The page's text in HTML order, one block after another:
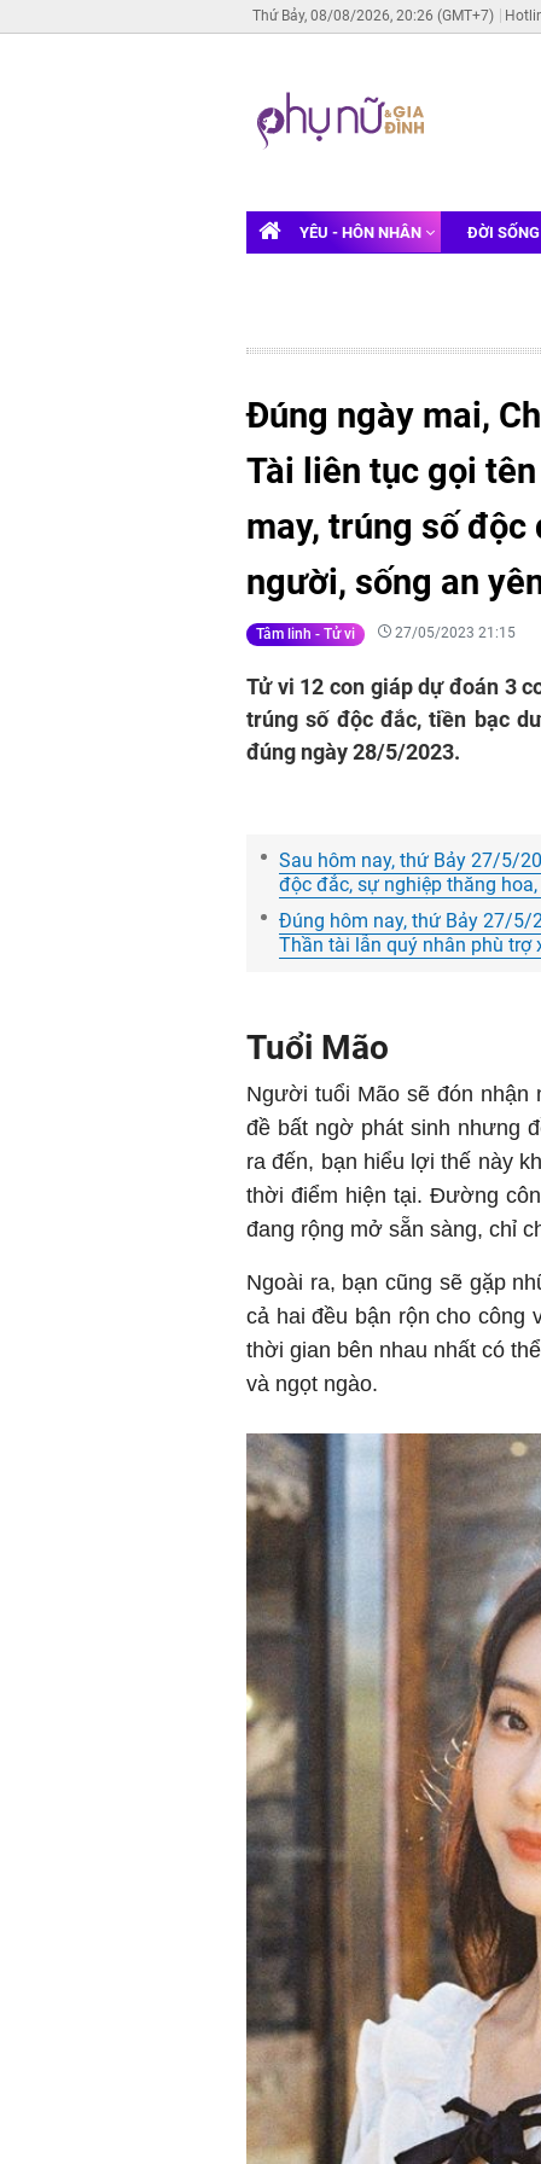
Thứ Bảy, 08/08/2026, 20:26 (GMT+7)
YÊU - HÔN NHÂN ĐỜI
Đúng ngày mai,
Tài liên tục gọi
may, trúng số độc
người, sống an
Tâm linh - Tử vi 27/05/2023 21:15
Tử vi 12 con giáp dự đoán 3
trúng số độc đắc, tiền bạc
đúng ngày 28/5/2023.
Sau hôm nay, thứ Bảy 27/5/
độc đắc, sự nghiệp thăng
Đúng hôm nay, thứ Bảy 27/5/
Thần tài lẫn quý nhân phù trợ
Tuổi Mão
Người tuổi Mão sẽ đón nhận
đề bất ngờ phát sinh nhưng
ra đến, bạn hiểu lợi thế này
thời điểm hiện tại. Đường
đang rộng mở sẵn sàng, chỉ
Ngoài ra, bạn cũng sẽ gặp
cả hai đều bận rộn cho công
thời gian bên nhau nhất có
và ngọt ngào.